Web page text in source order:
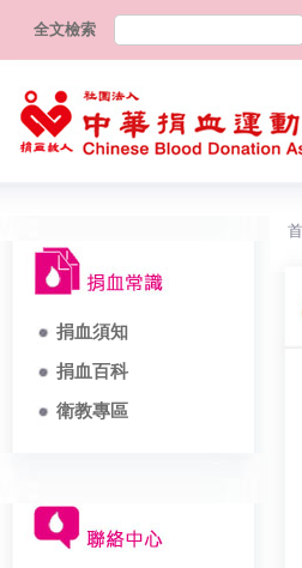
全文檢索
捐血須知
捐血百科
衛教專區